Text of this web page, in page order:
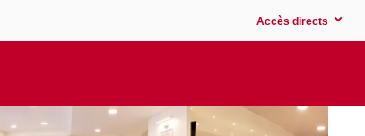
Accès directs